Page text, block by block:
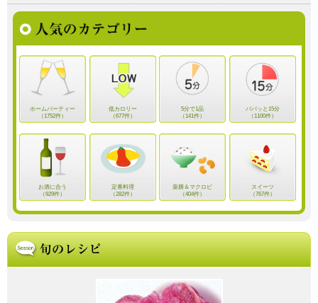
ホームパーティー
（1752件）
低カロリー
（677件）
5分で1品
（141件）
パパッと15分
（1100件）
お酒に合う
（929件）
定番料理
（282件）
薬膳＆マクロビ
（404件）
スイーツ
（767件）